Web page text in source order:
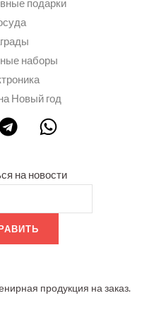
подарки
наборы
Новый год
на новости
продукция на заказ.